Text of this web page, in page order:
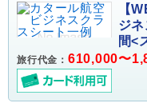
【
ジ
間<
旅行代金： 610,000〜